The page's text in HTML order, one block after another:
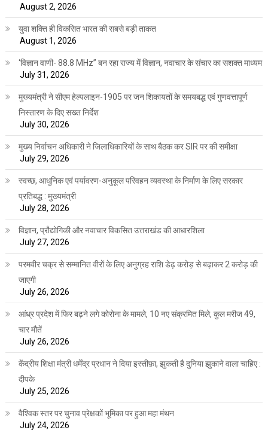
August 2, 2026
युवा शक्ति ही विकसित भारत की सबसे बड़ी ताकत
August 1, 2026
‘विज्ञान वाणी- 88.8 MHz” बन रहा राज्य में विज्ञान, नवाचार के संचार का सशक्त माध्यम
July 31, 2026
मुख्यमंत्री ने सीएम हेल्पलाइन-1905 पर जन शिकायतों के समयबद्ध एवं गुणवत्तापूर्ण
निस्तारण के दिए सख्त निर्देश
July 30, 2026
मुख्य निर्वाचन अधिकारी ने जिलाधिकारियों के साथ बैठक कर SIR पर की समीक्षा
July 29, 2026
स्वच्छ, आधुनिक एवं पर्यावरण-अनुकूल परिवहन व्यवस्था के निर्माण के लिए सरकार
प्रतिबद्ध : मुख्यमंत्री
July 28, 2026
विज्ञान, प्रौद्योगिकी और नवाचार विकसित उत्तराखंड की आधारशिला
July 27, 2026
परमवीर चक्र से सम्मानित वीरों के लिए अनुग्रह राशि डेढ़ करोड़ से बढ़ाकर 2 करोड़ की
जाएगी
July 26, 2026
आंध्र प्रदेश में फिर बढ़ने लगे कोरोना के मामले, 10 नए संक्रमित मिले, कुल मरीज 49,
चार मौतें
July 26, 2026
केंद्रीय शिक्षा मंत्री धर्मेंद्र प्रधान ने दिया इस्तीफ़ा, झुकती है दुनिया झुकाने वाला चाहिए :
दीपके
July 25, 2026
वैश्विक स्तर पर चुनाव प्रेक्षकों भूमिका पर हुआ महा मंथन
July 24, 2026